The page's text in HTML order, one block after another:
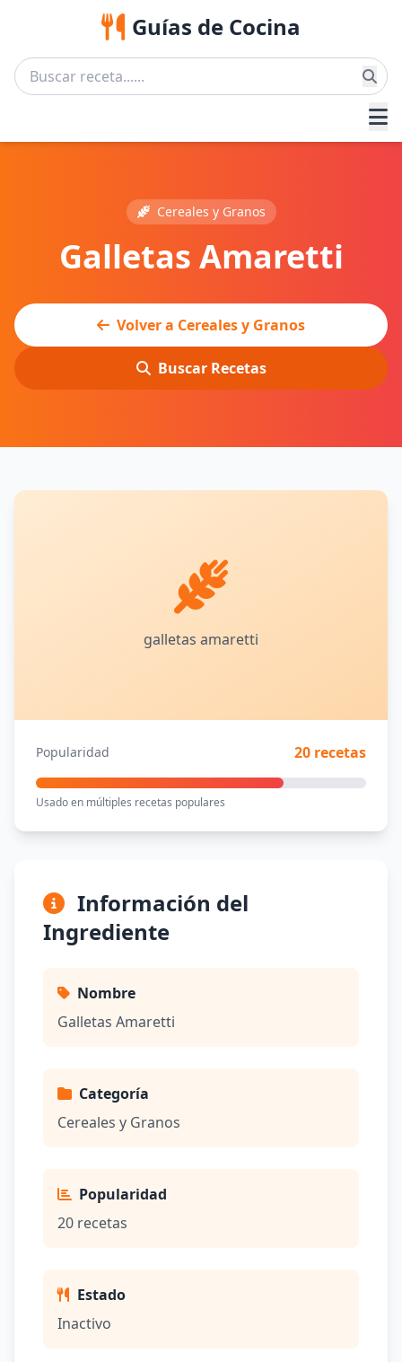
Guías de Cocina
Cereales y Granos
Galletas Amaretti
Volver a Cereales y Granos
Buscar Recetas
galletas amaretti
Popularidad 20 recetas
Usado en múltiples recetas populares
Información del
Ingrediente
Nombre
Galletas Amaretti
Categoría
Cereales y Granos
Popularidad
20 recetas
Estado
Inactivo